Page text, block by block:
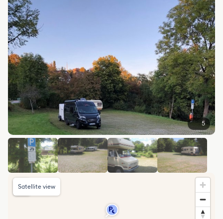
5
Satellite view